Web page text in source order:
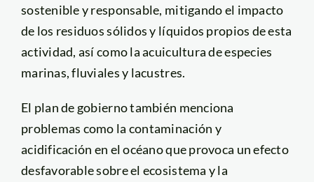
sostenible y responsable, mitigando el impacto
de los residuos sólidos y líquidos propios de esta
actividad, así como la acuicultura de especies
marinas, fluviales y lacustres.
El plan de gobierno también menciona
problemas como la contaminación y
acidificación en el océano que provoca un efecto
desfavorable sobre el ecosistema y la